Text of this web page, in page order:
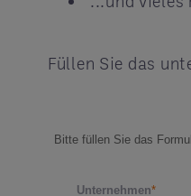
Füllen Sie das